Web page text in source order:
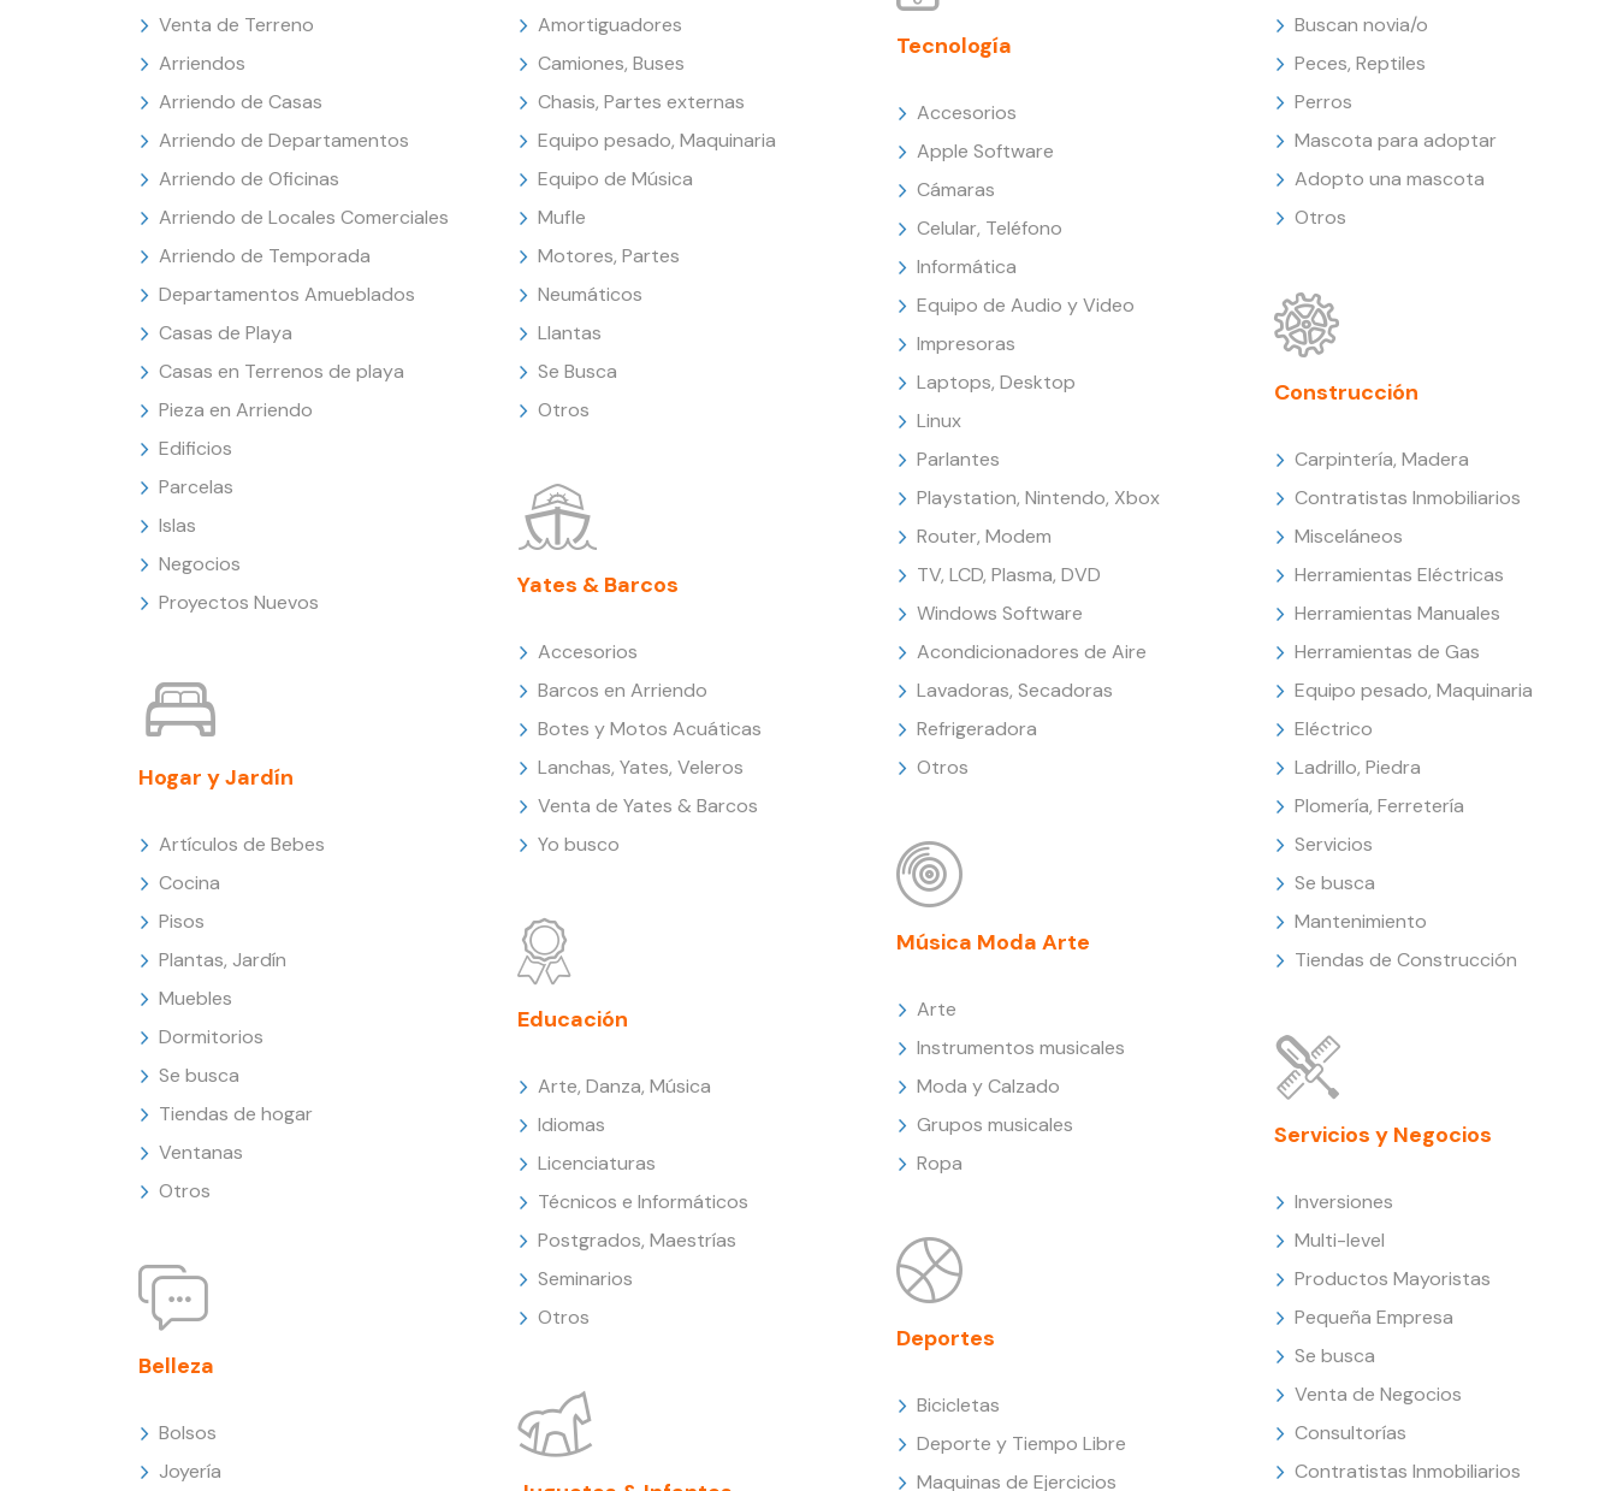
Venta de Terreno
Arriendos
Arriendo de Casas
Arriendo de Departamentos
Arriendo de Oficinas
Arriendo de Locales Comerciales
Arriendo de Temporada
Departamentos Amueblados
Casas de Playa
Casas en Terrenos de playa
Pieza en Arriendo
Edificios
Parcelas
Islas
Negocios
Proyectos Nuevos
Hogar y Jardín
Artículos de Bebes
Cocina
Pisos
Plantas, Jardín
Muebles
Dormitorios
Se busca
Tiendas de hogar
Ventanas
Otros
Belleza
Bolsos
Joyería
Amortiguadores
Camiones, Buses
Chasis, Partes externas
Equipo pesado, Maquinaria
Equipo de Música
Mufle
Motores, Partes
Neumáticos
Llantas
Se Busca
Otros
Yates & Barcos
Accesorios
Barcos en Arriendo
Botes y Motos Acuáticas
Lanchas, Yates, Veleros
Venta de Yates & Barcos
Yo busco
Educación
Arte, Danza, Música
Idiomas
Licenciaturas
Técnicos e Informáticos
Postgrados, Maestrías
Seminarios
Otros
Tecnología
Accesorios
Apple Software
Cámaras
Celular, Teléfono
Informática
Equipo de Audio y Video
Impresoras
Laptops, Desktop
Linux
Parlantes
Playstation, Nintendo, Xbox
Router, Modem
TV, LCD, Plasma, DVD
Windows Software
Acondicionadores de Aire
Lavadoras, Secadoras
Refrigeradora
Otros
Música Moda Arte
Arte
Instrumentos musicales
Moda y Calzado
Grupos musicales
Ropa
Deportes
Bicicletas
Deporte y Tiempo Libre
Maquinas de Ejercicios
Buscan novia/o
Peces, Reptiles
Perros
Mascota para adoptar
Adopto una mascota
Otros
Construcción
Carpintería, Madera
Contratistas Inmobiliarios
Misceláneos
Herramientas Eléctricas
Herramientas Manuales
Herramientas de Gas
Equipo pesado, Maquinaria
Eléctrico
Ladrillo, Piedra
Plomería, Ferretería
Servicios
Se busca
Mantenimiento
Tiendas de Construcción
Servicios y Negocios
Inversiones
Multi-level
Productos Mayoristas
Pequeña Empresa
Se busca
Venta de Negocios
Consultorías
Contratistas Inmobiliarios